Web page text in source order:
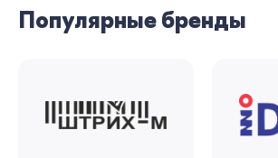
Популярные бренды